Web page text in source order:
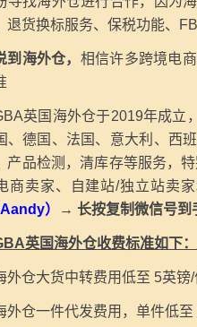
退货换标服务、保税功能、
到海外仓， 相信许多跨境电
英国海外仓于2019年成立
、德国、法国、意大利、西
产品检测，清库存等服务，
商卖家、自建站/独立站卖家
）
→ 长按复制微信号到
英国海外仓收费标准如下：
外仓大货中转费用低至 5英镑
外仓一件代发费用，单件低